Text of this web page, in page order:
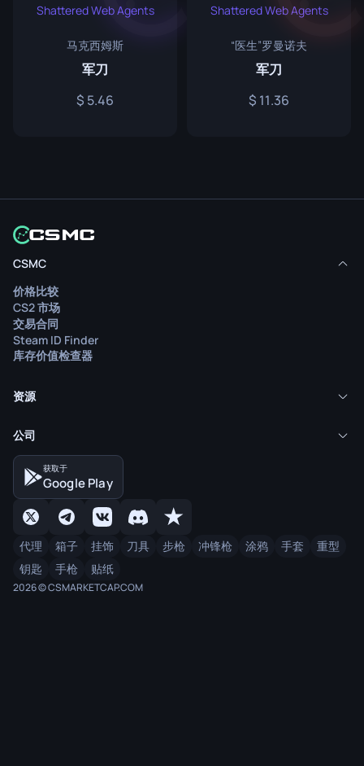
Shattered Web Agents
马克西姆斯
军刀
5.46
Shattered Web Agents
“医生”罗曼诺夫
军刀
11.36
CSMC
价格比较
CS2 市场
交易合同
Steam ID Finder
库存价值检查器
资源
公司
获取于
Google Play
代理 箱子 挂饰 刀具 步枪 冲锋枪 涂鸦 手套
重型
钥匙
手枪 贴纸
2026 © CSMARKETCAP.COM